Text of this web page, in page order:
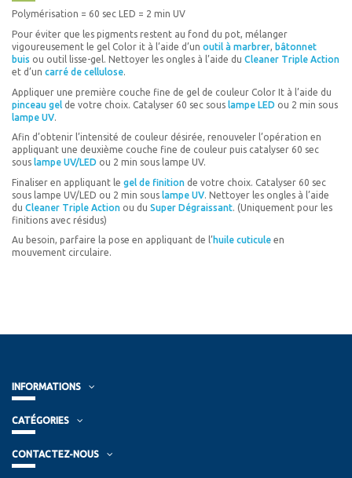
Polymérisation = 60 sec LED = 2 min UV
Pour éviter que les pigments restent au fond du pot, mélanger
vigoureusement le gel Color it à l’aide d’un outil à marbrer, bâtonnet
buis ou outil lisse-gel. Nettoyer les ongles à l’aide du Cleaner Triple Action
et d’un carré de cellulose.
Appliquer une première couche fine de gel de couleur Color It à l’aide du
pinceau gel de votre choix. Catalyser 60 sec sous lampe LED ou 2 min sous
lampe UV
Afin d’obtenir l’intensité de couleur désirée, renouveler l’opération en
appliquant une deuxième couche fine de couleur puis catalyser 60 sec
sous lampe UV/LED ou 2 min sous lampe UV.
Finaliser en appliquant le gel de finition de votre choix. Catalyser 60 sec
sous lampe UV/LED ou 2 min sous lampe UV. Nettoyer les ongles à l’aide
du Cleaner Triple Action ou du Super Dégraissant. (Uniquement pour les
finitions avec résidus)
Au besoin, parfaire la pose en appliquant de l’ huile cuticule en
mouvement circulaire.
INFORMATIONS
CATÉGORIES
CONTACTEZ-NOUS